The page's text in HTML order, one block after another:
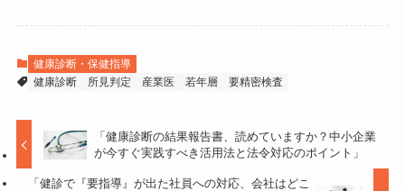
健康診断・保健指導
健康診断
所見判定 産業医 若年層 要精密検査
「健康診断の結果報告書、読めていますか？中小企業
が今すぐ実践すべき活用法と法令対応のポイント」
「健診で『要指導』が出た社員への対応、会社はどこ